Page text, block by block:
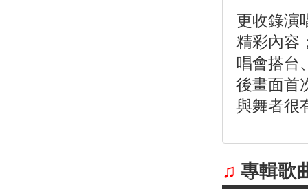
更收錄演
精彩內容
唱會搭台
後畫面首
與舞者很
♫ 專輯歌